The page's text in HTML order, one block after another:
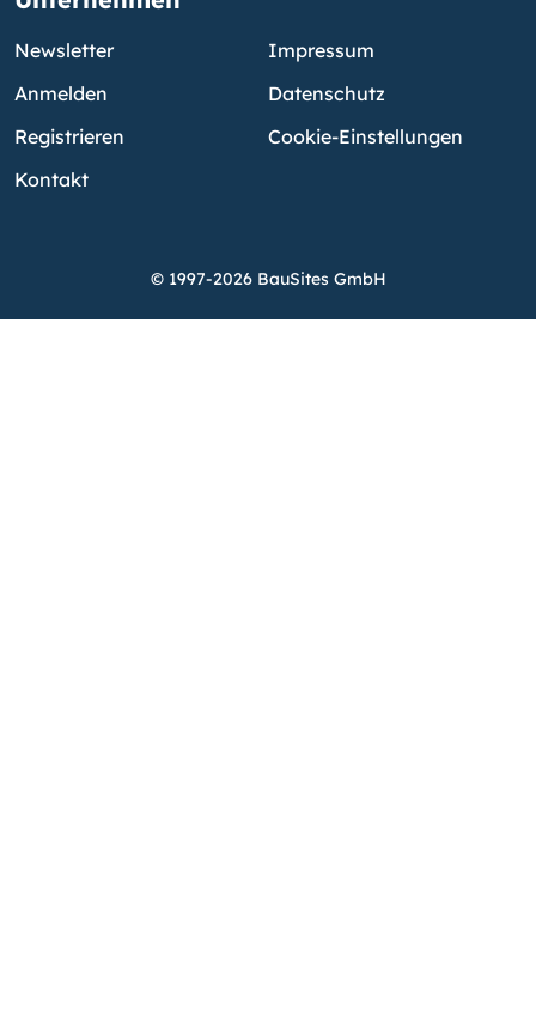
Newsletter
Anmelden
Registrieren
Kontakt
Impressum
Datenschutz
Cookie-Einstellungen
© 1997-2026 BauSites GmbH